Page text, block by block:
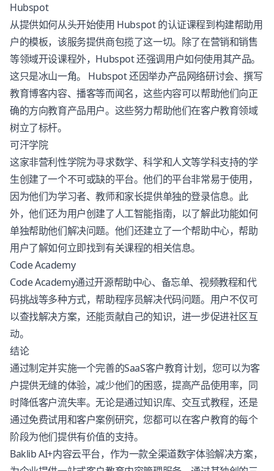
Hubspot
从提供如何从头开始使用 Hubspot 的认证课程到构建帮助用
户的模板，该服务提供商包揽了这一切。除了在营销和销售
等领域开设课程外，Hubspot 还强调用户如何使用其产品。
这只是冰山一角。 Hubspot 还因举办产品网络研讨会、撰写
教育博客内容、播客等而闻名，这些内容可以帮助他们向正
确的方向教育产品用户。这些努力帮助他们在客户教育领域
树立了标杆。
可汗学院
这家非营利性学院为寻求数学、科学和人文等学科支持的学
生创建了一个不可或缺的平台。他们的平台非常易于使用，
因为他们为学习者、教师和家长提供单独的登录信息。此
外，他们还为用户创建了人工智能指南，以了解此功能如何
单独帮助他们解决问题。他们还建立了一个帮助中心，帮助
用户了解如何立即找到有关课程的相关信息。
Code Academy
Code Academy通过开源帮助中心、备忘单、视频教程和代
码挑战等多种方式，帮助程序员解决代码问题。用户不仅可
以查找解决方案，还能贡献自己的知识，进一步促进社区互
动。
结论
通过制定并实施一个完善的SaaS客户教育计划，您可以为客
户提供无缝的体验，减少他们的困惑，提高产品使用率，同
时降低客户流失率。无论是通过知识库、交互式教程，还是
通过免费试用和客户案例研究，您都可以在客户教育的每个
阶段为他们提供有价值的支持。
Baklib AI+内容云平台，作为一款全渠道数字体验解决方案，